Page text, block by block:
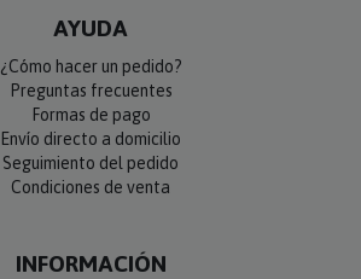
AYUDA
¿Cómo hacer un pedido?
Preguntas frecuentes
Formas de pago
Envío directo a domicilio
Seguimiento del pedido
Condiciones de venta
INFORMACIÓN